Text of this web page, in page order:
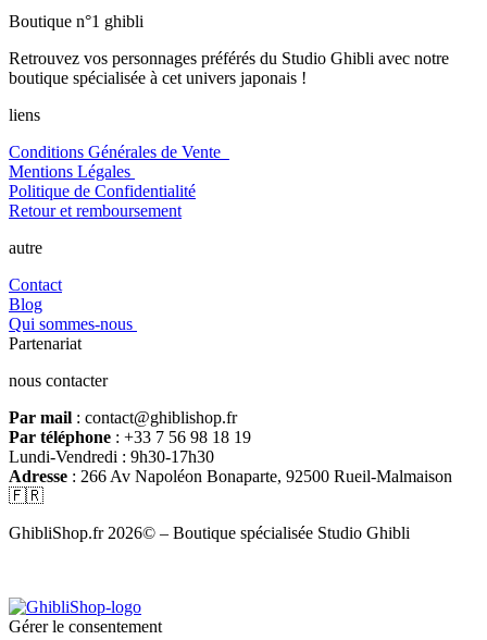
Boutique n°1 ghibli
Retrouvez vos personnages préférés du Studio Ghibli avec notre
boutique spécialisée à cet univers japonais !
liens
Conditions Générales de Vente
Mentions Légales
Politique de Confidentialité
Retour et remboursement
autre
Contact
Blog
Qui sommes-nous
Partenariat
nous contacter
Par mail : contact@ghiblishop.fr
Par téléphone : +33 7 56 98 18 19
Lundi-Vendredi : 9h30-17h30
Adresse : 266 Av Napoléon Bonaparte, 92500 Rueil-Malmaison
🇫🇷
GhibliShop.fr 2026© – Boutique spécialisée Studio Ghibli
Gérer le consentement